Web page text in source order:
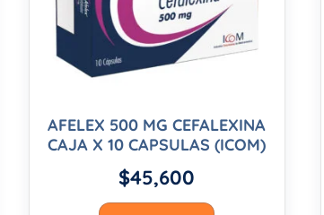
AFELEX 500 MG CEFALEXINA
CAJA X 10 CAPSULAS (ICOM)
$45,600